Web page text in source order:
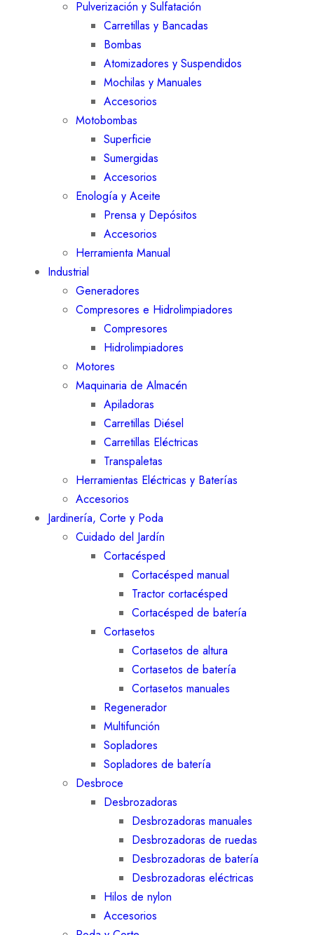
Pulverización y Sulfatación
Carretillas y Bancadas
Bombas
Atomizadores y Suspendidos
Mochilas y Manuales
Accesorios
Motobombas
Superficie
Sumergidas
Accesorios
Enología y Aceite
Prensa y Depósitos
Accesorios
Herramienta Manual
Industrial
Generadores
Compresores e Hidrolimpiadores
Compresores
Hidrolimpiadores
Motores
Maquinaria de Almacén
Apiladoras
Carretillas Diésel
Carretillas Eléctricas
Transpaletas
Herramientas Eléctricas y Baterías
Accesorios
Jardinería, Corte y Poda
Cuidado del Jardín
Cortacésped
Cortacésped manual
Tractor cortacésped
Cortacésped de batería
Cortasetos
Cortasetos de altura
Cortasetos de batería
Cortasetos manuales
Regenerador
Multifunción
Sopladores
Sopladores de batería
Desbroce
Desbrozadoras
Desbrozadoras manuales
Desbrozadoras de ruedas
Desbrozadoras de batería
Desbrozadoras eléctricas
Hilos de nylon
Accesorios